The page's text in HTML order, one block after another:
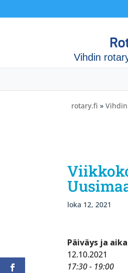
Vihdin
rotary.fi »
loka 12, 2021
Päiväys ja aika
12.10.2021
17:30 - 19:00